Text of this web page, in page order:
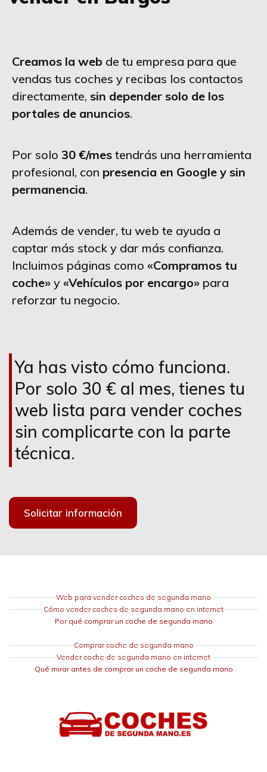
Creamos la web de tu empresa para que
vendas tus coches y recibas los contactos
directamente, sin depender solo de los
portales de anuncios.
Por solo 30 €/mes tendrás una herramienta
profesional, con presencia en Google y sin
permanencia.
Además de vender, tu web te ayuda a
captar más stock y dar más confianza.
Incluimos páginas como «Compramos tu
coche» y «Vehículos por encargo» para
reforzar tu negocio.
Ya has visto cómo funciona.
Por solo 30 € al mes, tienes tu
web lista para vender coches
sin complicarte con la parte
técnica.
Solicitar información
Web para vender coches de segunda mano
Cómo vender coches de segunda mano en internet
Por qué comprar un coche de segunda mano
Comprar coche de segunda mano
Vender coche de segunda mano en internet
Qué mirar antes de comprar un coche de segunda mano